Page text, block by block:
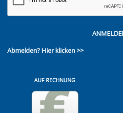
Abmelden? Hier klicken >>
AUF RECHNUNG